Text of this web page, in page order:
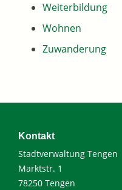
Weiterbildung
Wohnen
Zuwanderung
Kontakt
Stadtverwaltung Tengen
Marktstr. 1
78250 Tengen